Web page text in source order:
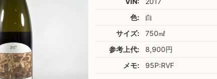
色:
白
サイズ:
750㎖
参考上代:
8,900円
メモ:
95P:RVF